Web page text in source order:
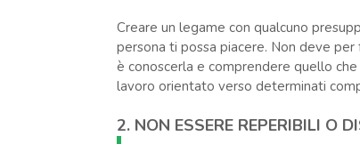
Creare un legame con qualcuno
persona ti possa piacere. Non deve
è conoscerla e comprendere quello
lavoro orientato verso determinati
2. NON ESSERE REPERIBILI O